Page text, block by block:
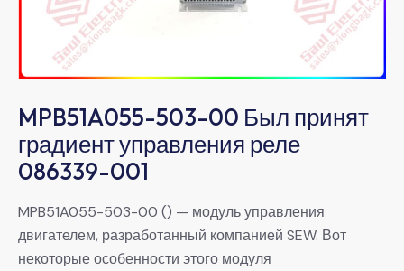
MPB51A055-503-00 Был принят
градиент управления реле
086339-001
MPB51A055-503-00 () — модуль управления
двигателем, разработанный компанией SEW. Вот
некоторые особенности этого модуля